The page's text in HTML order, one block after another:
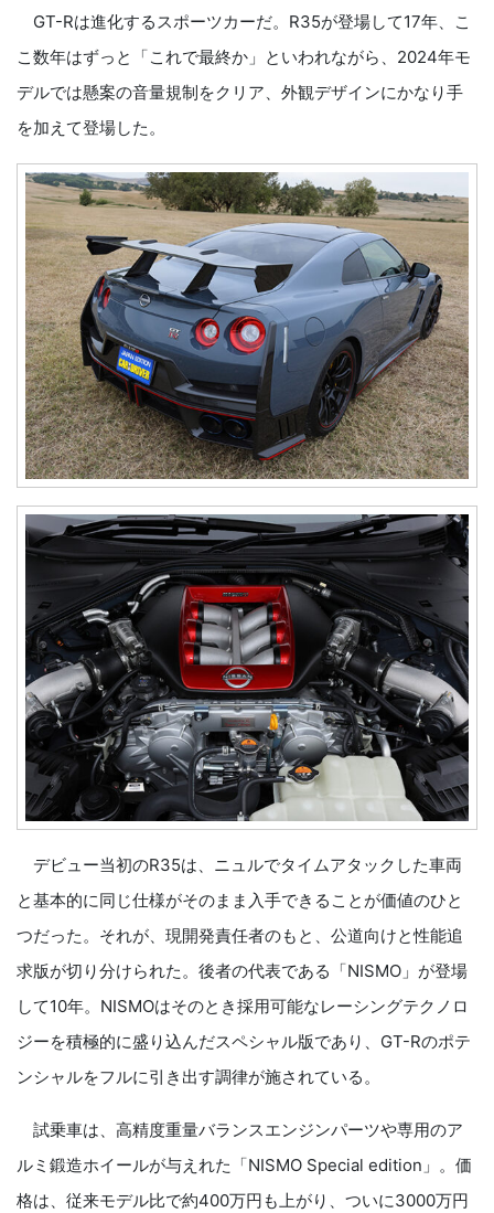
GT-Rは進化するスポーツカーだ。R35が登場して17年、こ
こ数年はずっと「これで最終か」といわれながら、2024年モ
デルでは懸案の音量規制をクリア、外観デザインにかなり手
を加えて登場した。
デビュー当初のR35は、ニュルでタイムアタックした車両
と基本的に同じ仕様がそのまま入手できることが価値のひと
つだった。それが、現開発責任者のもと、公道向けと性能追
求版が切り分けられた。後者の代表である「NISMO」が登場
して10年。NISMOはそのとき採用可能なレーシングテクノロ
ジーを積極的に盛り込んだスペシャル版であり、GT-Rのポテ
ンシャルをフルに引き出す調律が施されている。
試乗車は、高精度重量バランスエンジンパーツや専用のア
ルミ鍛造ホイールが与えれた「NISMO Special edition」。価
格は、従来モデル比で約400万円も上がり、ついに3000万円